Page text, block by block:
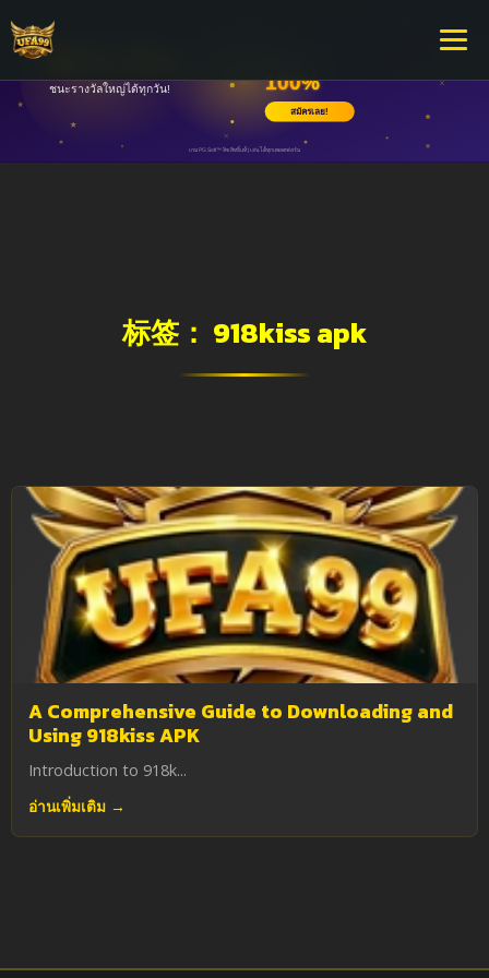
标签： 918kiss apk
A Comprehensive Guide to Downloading and
Using 918kiss APK
Introduction to 918k...
อ่านเพิ่มเติม →